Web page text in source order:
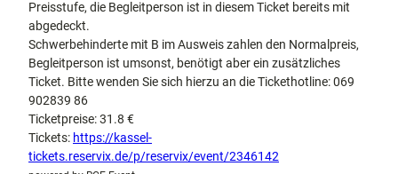
Häufig
Fragen
Preisstufe, die Begleitperson ist in diesem Ticket bereits mit
abgedeckt.
Schwerbehinderte mit B im Ausweis zahlen den Normalpreis,
Begleitperson ist umsonst, benötigt aber ein zusätzliches
Ticket. Bitte wenden Sie sich hierzu an die Tickethotline: 069
902839 86
Ticketpreise: 31.8 €
Tickets: https://kassel-
tickets.reservix.de/p/reservix/event/2346142